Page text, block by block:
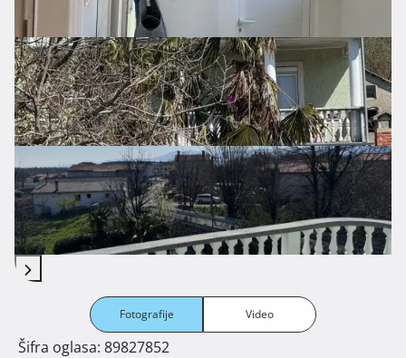
Fotografije Video
Šifra oglasa: 89827852